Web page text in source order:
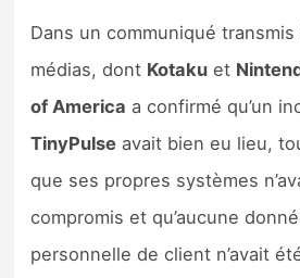
Dans un communiqué
médias, dont Kotaku et
of America a confirmé qu’un
TinyPulse avait bien eu lieu,
que ses propres systèmes
compromis et qu’aucune
personnelle de client n’avait